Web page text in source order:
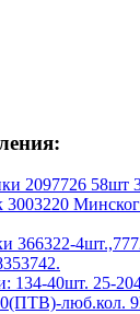
2097726 58шт
366322-
134-40шт. 25-
люб.кол.